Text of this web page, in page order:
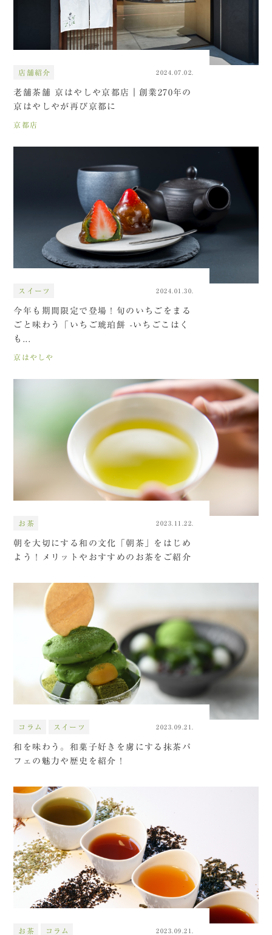
店舗紹介 2024.07.02.
老舗茶舗 京はやしや京都店｜創業270年の
京はやしやが再び京都に
京都店
スイーツ 2024.01.30.
今年も期間限定で登場！旬のいちごをまる
ごと味わう「いちご琥珀餅 -いちごこはく
も...
京はやしや
お茶 2023.11.22.
朝を大切にする和の文化「朝茶」をはじめ
よう！メリットやおすすめのお茶をご紹介
コラム スイーツ 2023.09.21.
和を味わう。和菓子好きを虜にする抹茶パ
フェの魅力や歴史を紹介！
お茶 コラム 2023.09.21.